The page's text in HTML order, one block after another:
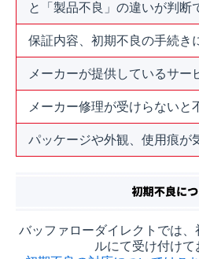
と「製品不良」の違いが判断
保証内容、初期不良の手続き
メーカーが提供しているサー
メーカー修理が受けらないと
パッケージや外観、使用痕が
バッファローダイレクトでは
ルにて受け付けて